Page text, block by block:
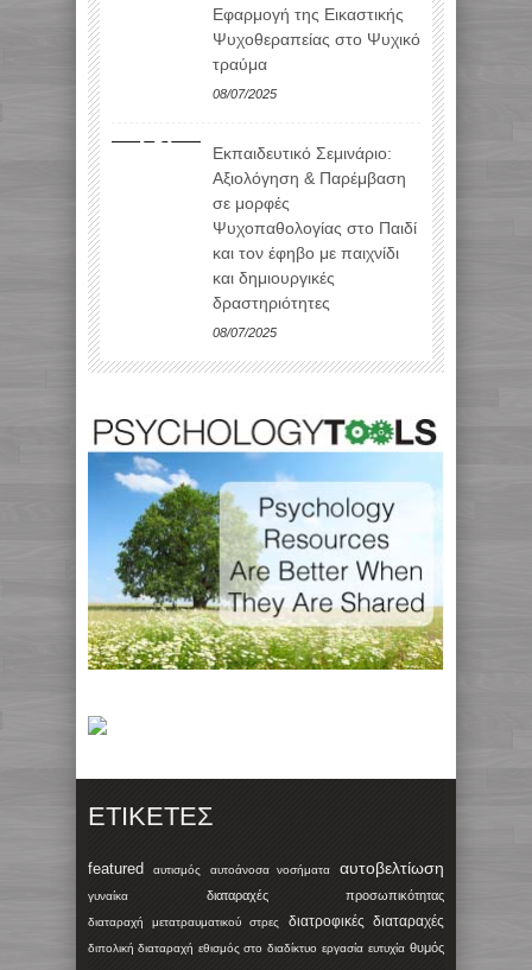
Εφαρμογή της Εικαστικής
Ψυχοθεραπείας στο Ψυχικό
τραύμα
08/07/2025
Εκπαιδευτικό Σεμινάριο:
Αξιολόγηση & Παρέμβαση
σε μορφές
Ψυχοπαθολογίας στο Παιδί
και τον έφηβο με παιχνίδι
και δημιουργικές
δραστηριότητες
08/07/2025
ΕΤΙΚΈΤΕΣ
featured αυτισμός αυτοάνοσα νοσήματα αυτοβελτίωση
γυναίκα διαταραχές προσωπικότητας
διαταραχή μετατραυματικού στρες διατροφικές διαταραχές
διπολική διαταραχή εθισμός στο διαδίκτυο εργασία ευτυχία θυμός